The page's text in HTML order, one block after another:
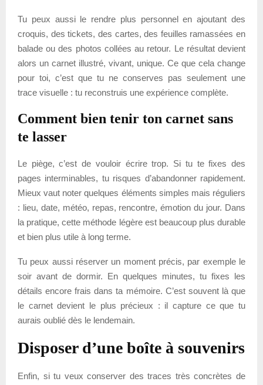
Tu peux aussi le rendre plus personnel en ajoutant des
croquis, des tickets, des cartes, des feuilles ramassées en
balade ou des photos collées au retour. Le résultat devient
alors un carnet illustré, vivant, unique. Ce que cela change
pour toi, c’est que tu ne conserves pas seulement une
trace visuelle : tu reconstruis une expérience complète.
Comment bien tenir ton carnet sans
te lasser
Le piège, c’est de vouloir écrire trop. Si tu te fixes des
pages interminables, tu risques d’abandonner rapidement.
Mieux vaut noter quelques éléments simples mais réguliers
: lieu, date, météo, repas, rencontre, émotion du jour. Dans
la pratique, cette méthode légère est beaucoup plus durable
et bien plus utile à long terme.
Tu peux aussi réserver un moment précis, par exemple le
soir avant de dormir. En quelques minutes, tu fixes les
détails encore frais dans ta mémoire. C’est souvent là que
le carnet devient le plus précieux : il capture ce que tu
aurais oublié dès le lendemain.
Disposer d’une boîte à souvenirs
Enfin, si tu veux conserver des traces très concrètes de